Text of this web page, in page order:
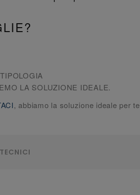
LA SOLUZIONE IDEALE.
, abbiamo la soluzione ideale per te